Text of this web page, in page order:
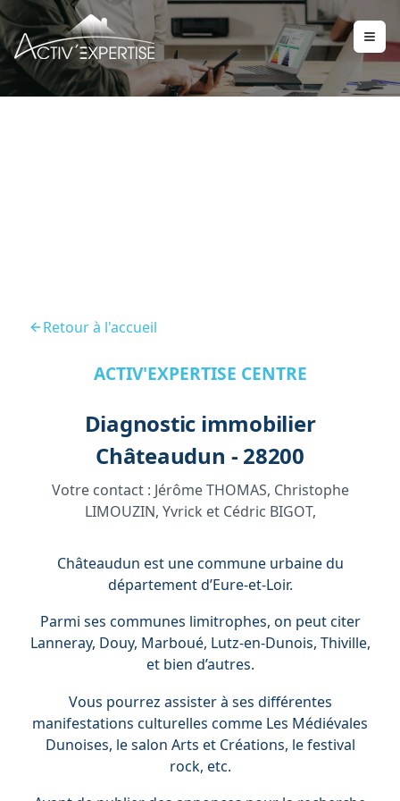
Retour à l'accueil
ACTIV'EXPERTISE CENTRE
Diagnostic immobilier
Châteaudun - 28200
Votre contact : Jérôme THOMAS, Christophe
LIMOUZIN, Yvrick et Cédric BIGOT,
Châteaudun est une commune urbaine du
département d’Eure-et-Loir.
Parmi ses communes limitrophes, on peut citer
Lanneray, Douy, Marboué, Lutz-en-Dunois, Thiville,
et bien d’autres.
Vous pourrez assister à ses différentes
manifestations culturelles comme Les Médiévales
Dunoises, le salon Arts et Créations, le festival
rock, etc.